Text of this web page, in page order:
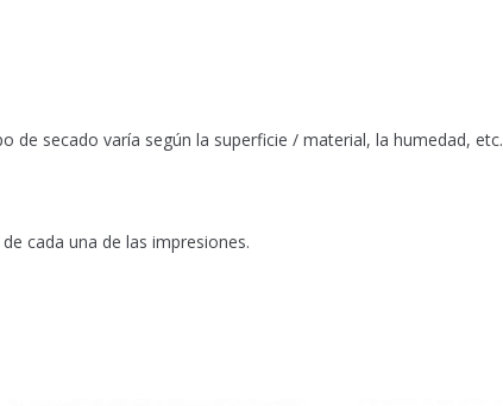
de secado varía según la superficie / material, la humedad, etc.
cada una de las impresiones.